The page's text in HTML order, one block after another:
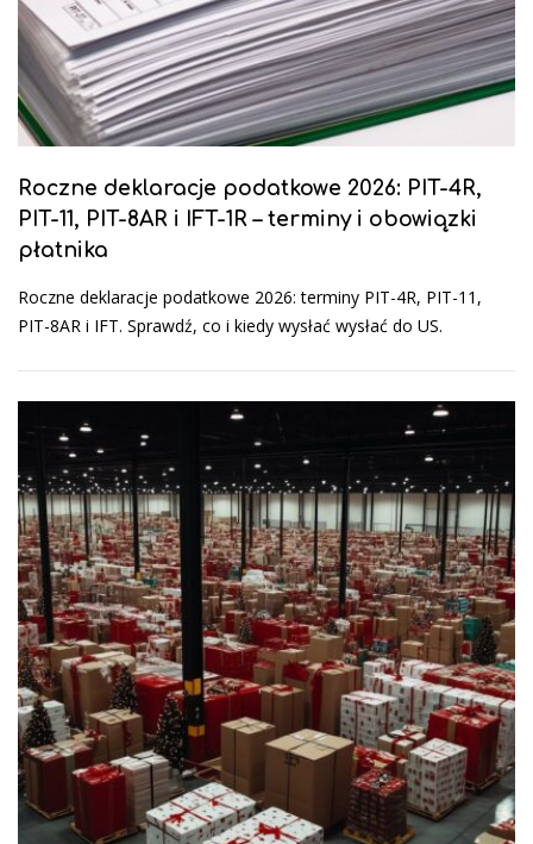
Roczne deklaracje podatkowe 2026: PIT-4R,
PIT-11, PIT-8AR i IFT-1R – terminy i obowiązki
płatnika
Roczne deklaracje podatkowe 2026: terminy PIT-4R, PIT-11,
PIT-8AR i IFT. Sprawdź, co i kiedy wysłać wysłać do US.